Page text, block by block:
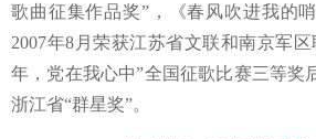
歌曲征集作品奖”，《春风吹进我的
2007年8月荣获江苏省文联和南京军
年，党在我心中”全国征歌比赛三等奖
浙江省“群星奖”。